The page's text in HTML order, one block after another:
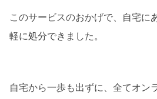
このサービスのおかげで、自宅に
軽に処分できました。
自宅から一歩も出ずに、全てオン